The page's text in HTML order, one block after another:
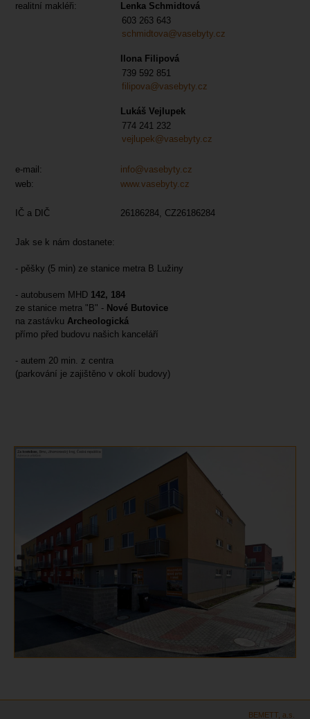
realitní makléři:
Lenka Schmidtová
603 263 643
schmidtova@vasebyty.cz
Ilona Filipová
739 592 851
filipova@vasebyty.cz
Lukáš Vejlupek
774 241 232
vejlupek@vasebyty.cz
e-mail:
info@vasebyty.cz
web:
www.vasebyty.cz
IČ a DIČ 26186284, CZ26186284
Jak se k nám dostanete:
- pěšky (5 min) ze stanice metra B Lužiny
- autobusem MHD 142, 184
ze stanice metra "B" - Nové Butovice
na zastávku Archeologická
přímo před budovu našich kanceláří
- autem 20 min. z centra
(parkování je zajištěno v okolí budovy)
BEMETT, a.s.